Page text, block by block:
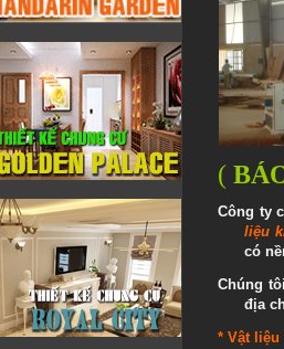
(
Công ty
liệu
có
Chúng
địa
* Vật